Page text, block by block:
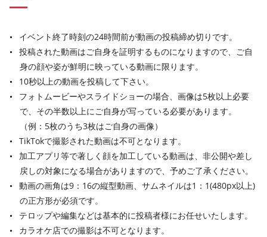
イベント終了時刻の24時間前が動画の投稿締め切りです。
投稿された動画はご自身を証明するものになりますので、ご自
身の顔や姿が鮮明に映っている動画に限ります。
10秒以上の動画を投稿して下さい。
フォトムービーやスライドショーの場合、画像は5枚以上必要
で、その半数以上にご自身が写っている必要があります。
（例：5枚のうち3枚はご自身の画像）
TikTokで撮影された動画は不可となります。
加工アプリ等で著しく顔を加工している動画は、非公開や差し
戻しの対象になる場合がありますので、予めご了承ください。
動画の画角は9：16の縦型動画、サムネイルは1：1(480px以上)
の正方形が必須です。
テロップや編集などは基本的に投稿者様にお任せいたします。
カラオケ店での撮影は不可となります。